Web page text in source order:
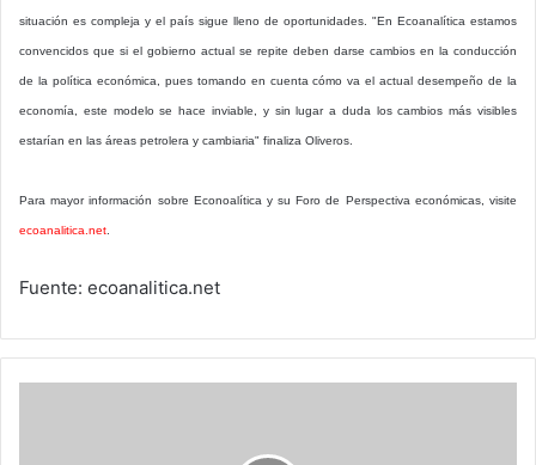
situación es compleja y el país sigue lleno de oportunidades. "En Ecoanalítica estamos
convencidos que si el gobierno actual se repite deben darse cambios en la conducción
de la política económica, pues tomando en cuenta cómo va el actual desempeño de la
economía, este modelo se hace inviable, y sin lugar a duda los cambios más visibles
estarían en las áreas petrolera y cambiaria" finaliza Oliveros.
Para mayor información sobre Econoalítica y su Foro de Perspectiva económicas, visite
ecoanalitica.net
Fuente: ecoanalitica.net